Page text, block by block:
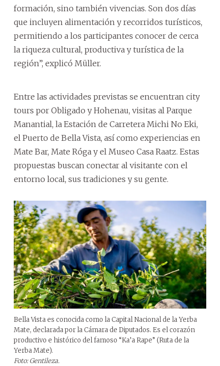
formación, sino también vivencias. Son dos días
que incluyen alimentación y recorridos turísticos,
permitiendo a los participantes conocer de cerca
la riqueza cultural, productiva y turística de la
región”, explicó Müller.
Entre las actividades previstas se encuentran city
tours por Obligado y Hohenau, visitas al Parque
Manantial, la Estación de Carretera Michi No Eki,
el Puerto de Bella Vista, así como experiencias en
Mate Bar, Mate Róga y el Museo Casa Raatz. Estas
propuestas buscan conectar al visitante con el
entorno local, sus tradiciones y su gente.
Bella Vista es conocida como la Capital Nacional de la Yerba
Mate, declarada por la Cámara de Diputados. Es el corazón
productivo e histórico del famoso “Ka’a Rape” (Ruta de la
Yerba Mate).
Foto: Gentileza.